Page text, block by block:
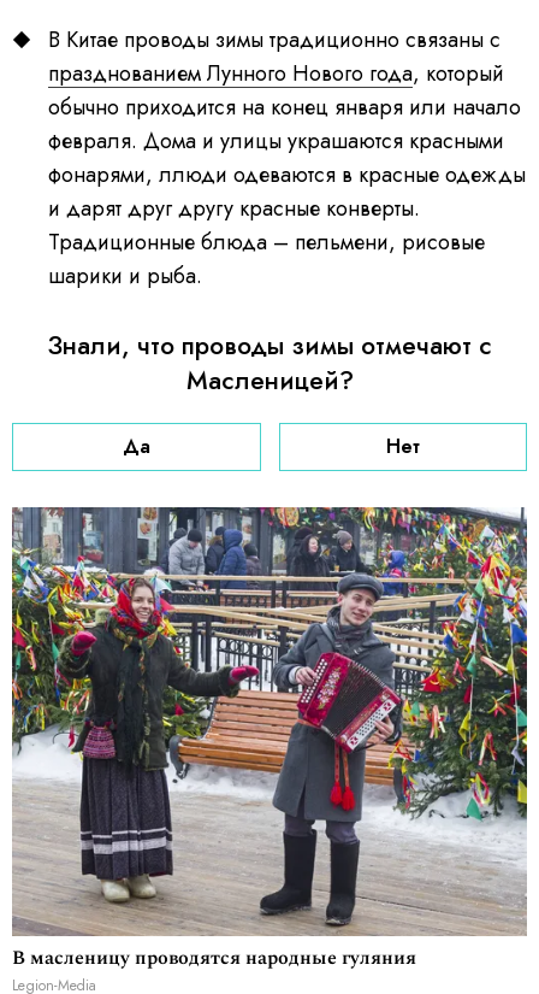
В Китае проводы зимы традиционно связаны с
празднованием Лунного Нового года, который
обычно приходится на конец января или начало
февраля. Дома и улицы украшаются красными
фонарями, ллюди одеваются в красные одежды
и дарят друг другу красные конверты.
Традиционные блюда – пельмени, рисовые
шарики и рыба.
Знали, что проводы зимы отмечают с
Масленицей?
Да Нет
В масленицу проводятся народные гуляния
Legion-Media